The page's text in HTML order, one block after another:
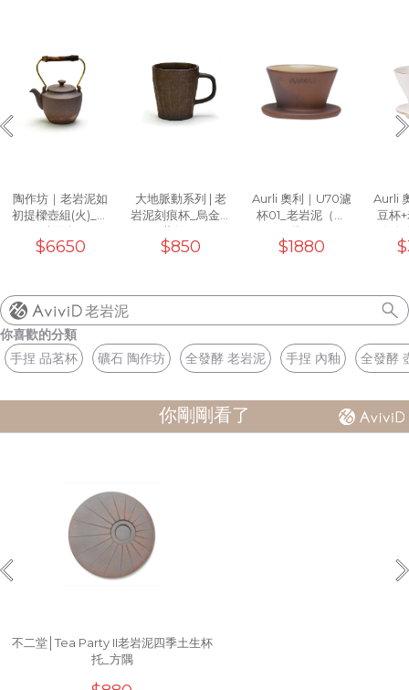
陶作坊｜老岩泥如
初提樑壺組(火)_一
壺兩杯
$6650
大地脈動系列 | 老
岩泥刻痕杯_烏金黑
(工藝款)10oz
$850
Aurli 奧利｜U70濾
杯01_老岩泥（上
釉）
$1880
Aurli
豆杯
+白
濾杯
老岩泥
你喜歡的分類
手捏 品茗杯
礦石 陶作坊 全發酵 老岩泥 手捏 內釉 全發酵
你剛剛看了
不二堂│Tea Party II老岩泥四季土生杯
托_方隅